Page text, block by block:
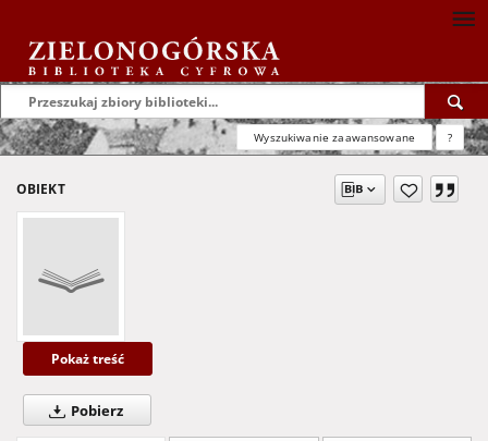
Wyszukiwanie zaawansowane ?
OBIEKT
Pokaż treść
Pobierz